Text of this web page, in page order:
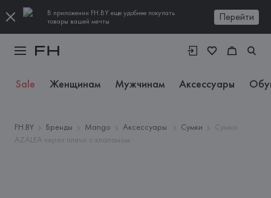
В приложении FH.BY еще удобнее покупать
товары вашей мечты
Перейти
Sale Женщинам Мужчинам Аксессуары
FH.BY Бренды Mango Аксессуары Сумки
Сумка
AZALEA через плечо с клапаном